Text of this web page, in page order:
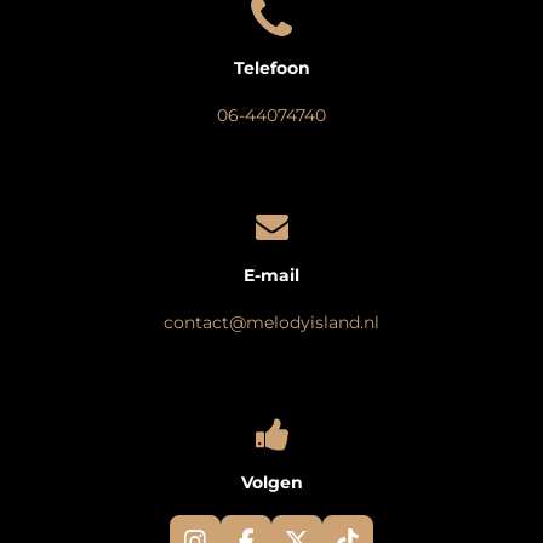
Telefoon
06-44074740
E-mail
contact@melodyisland.nl
Volgen